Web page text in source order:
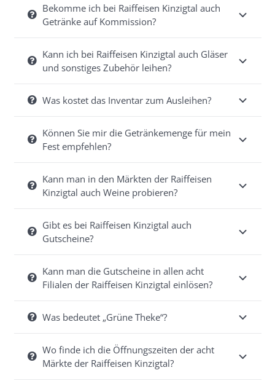
Bekomme ich bei Raiffeisen Kinzigtal auch
Getränke auf Kommission?
Kann ich bei Raiffeisen Kinzigtal auch Gläser
und sonstiges Zubehör leihen?
Was kostet das Inventar zum Ausleihen?
Können Sie mir die Getränkemenge für mein
Fest empfehlen?
Kann man in den Märkten der Raiffeisen
Kinzigtal auch Weine probieren?
Gibt es bei Raiffeisen Kinzigtal auch
Gutscheine?
Kann man die Gutscheine in allen acht
Filialen der Raiffeisen Kinzigtal einlösen?
Was bedeutet „Grüne Theke“?
Wo finde ich die Öffnungszeiten der acht
Märkte der Raiffeisen Kinzigtal?